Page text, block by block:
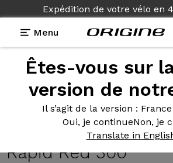
Expédition de votre vélo en
Menu
Êtes-vous sur
version de
Il s’agit de la version :
Oui, je continueNon, je
Translate in
Témoignages>Graxx Gravel -
Graxx Gravel-
GRX800 - roues
Rapid Red 300